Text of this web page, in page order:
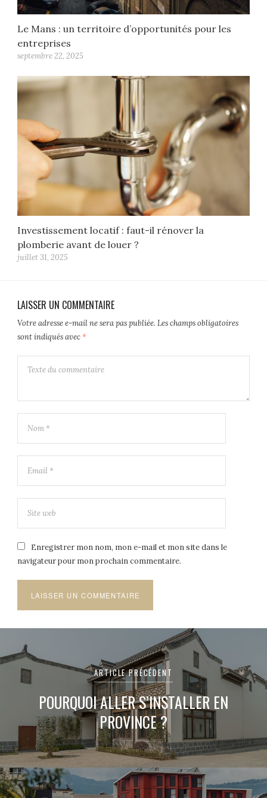
Le Mans : un territoire d’opportunités pour les
entreprises
septembre 22, 2025
Investissement locatif : faut-il rénover la
plomberie avant de louer ?
juillet 31, 2025
LAISSER UN COMMENTAIRE
Votre adresse e-mail ne sera pas publiée. Les champs obligatoires
sont indiqués avec*
Enregistrer mon nom, mon e-mail et mon site dans le
navigateur pour mon prochain commentaire.
Navigation
de
l’article
ARTICLE PRÉCÉDENT
POURQUOI ALLER S’INSTALLER EN
PROVINCE ?